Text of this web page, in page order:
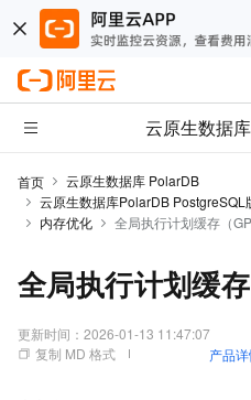
云原生数据
首页
云原生数据库 PolarDB
云原生数据库PolarDB PostgreSQL
内存优化
全局执行计划缓存（
全局执行计划缓存
更新时间： 2026-01-13 11:47:07
复制 MD 格式
产品